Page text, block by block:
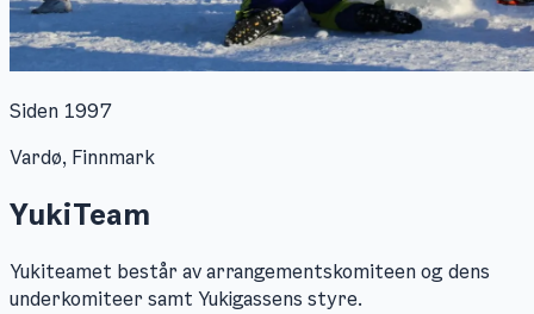
Siden 1997
Vardø, Finnmark
YukiTeam
Yukiteamet består av arrangementskomiteen og dens
underkomiteer samt Yukigassens styre.